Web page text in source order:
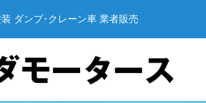
ダンプ･クレーン車 業者販売